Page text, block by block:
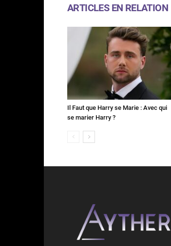
ARTICLES EN RELATION
Il Faut que Harry se Marie : Avec qui
se marier Harry ?